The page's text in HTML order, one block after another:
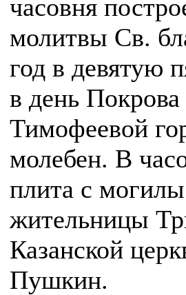
часовня
молитвы Св.
год в девятую
в день
Тимофеевой
молебен. В
плита с
жительницы
Казанской
Пушкин.